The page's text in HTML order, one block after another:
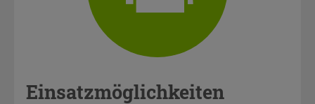
Einsatzmöglichkeiten